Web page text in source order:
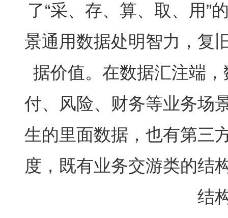
了“采、存、算、取、用”
景通用数据处明智力，复
据价值。在数据汇注端
付、风险、财务等业务场
生的里面数据，也有第三
度，既有业务交游类的结
结